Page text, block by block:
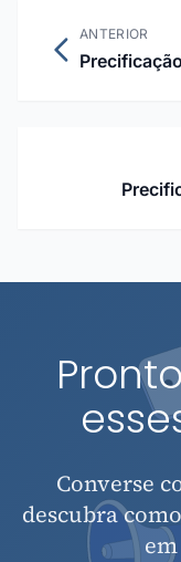
ANTERIOR
Converse
descubra